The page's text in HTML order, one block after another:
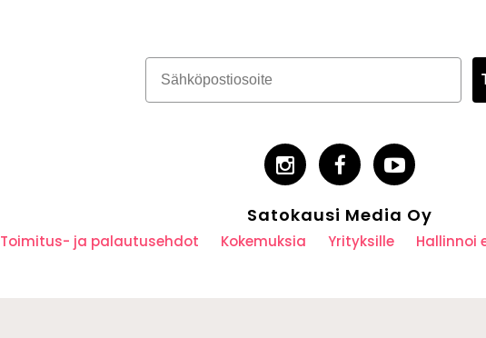
Satokausi Media Oy
Toimitus- ja palautusehdot Kokemuksia Yrityksille Hallinnoi